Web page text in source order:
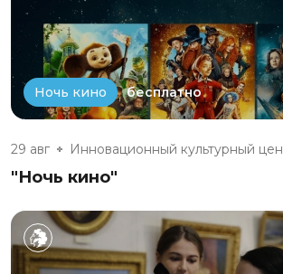
Ночь кино бесплатно
29 авг Инновационный культурный
"Ночь кино"